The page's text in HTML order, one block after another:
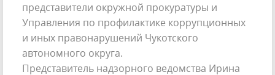
представители окружной прокуратуры и
Управления по профилактике коррупционных
и иных правонарушений Чукотского
автономного округа.
Представитель надзорного ведомства Ирина